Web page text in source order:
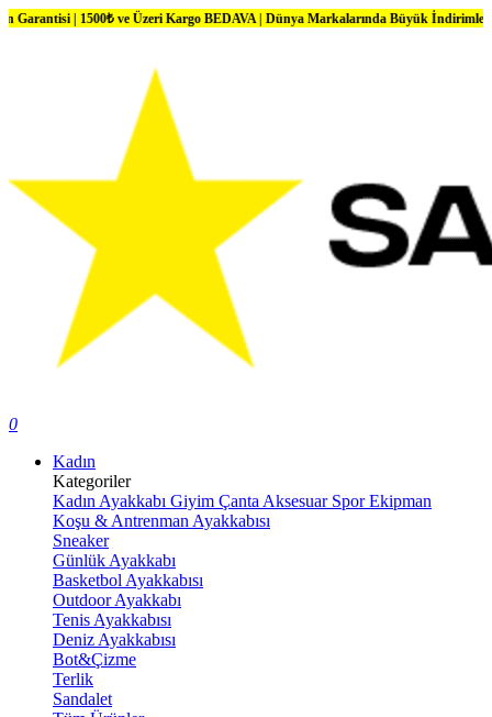
1500₺ ve Üzeri Kargo BEDAVA | Dünya Markalarında Büyük İndirimler
0
Kadın
Kategoriler
Kadın Ayakkabı Giyim Çanta Aksesuar Spor Ekipman
Koşu & Antrenman Ayakkabısı
Sneaker
Günlük Ayakkabı
Basketbol Ayakkabısı
Outdoor Ayakkabı
Tenis Ayakkabısı
Deniz Ayakkabısı
Bot&Çizme
Terlik
Sandalet